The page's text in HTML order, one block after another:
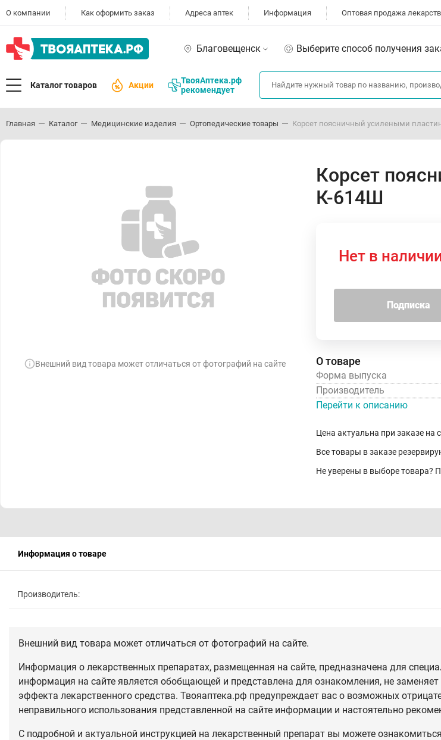
О компании Как оформить заказ Адреса аптек Информация Оптовая продажа
Благовещенск Выберите способ получения
Каталог товаров Акции
ТвояАптека.рф
рекомендует
Главная Каталог Медицинские изделия Ортопедические товары Корсет поясничный усилеными
Внешний вид товара может отличаться от фотографий на сайте
Корсет
К-614Ш
Нет в
Подписка
О товаре
Форма выпуска
Производитель
Перейти к описанию
Цена актуальна при заказе на
Все товары в заказе
Не уверены в выборе товара?
Информация о товаре
Производитель:
Внешний вид товара может отличаться от фотографий на сайте.
Информация о лекарственных препаратах, размещенная на сайте, предназначена для
информация на сайте является обобщающей и представлена для ознакомления, не
эффекта лекарственного средства. Твояаптека.рф предупреждает вас о возможных
неправильного использования представленной на сайте информации и настоятельно
С подробной и актуальной инструкцией на лекарственный препарат вы можете